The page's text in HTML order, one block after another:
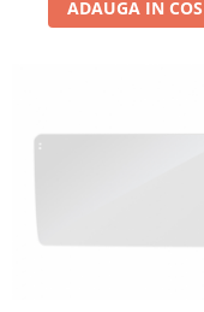
ADAUGA IN COS